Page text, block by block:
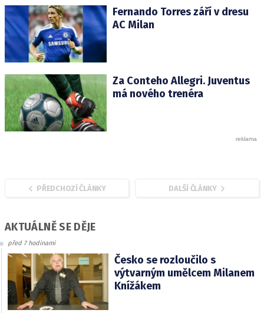
Fernando Torres září v dresu
AC Milan
Za Conteho Allegri. Juventus
má nového trenéra
PŘEDCHOZÍ ČLÁNKY DALŠÍ ČLÁNKY
AKTUÁLNĚ SE DĚJE
před 7 hodinami
Česko se rozloučilo s
výtvarným umělcem Milanem
Knížákem